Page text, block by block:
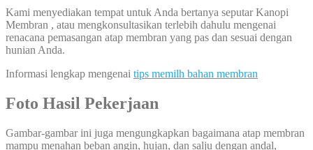
Kami menyediakan tempat untuk Anda bertanya seputar Kanopi
Membran , atau mengkonsultasikan terlebih dahulu mengenai
renacana pemasangan atap membran yang pas dan sesuai dengan
hunian Anda.
Informasi lengkap mengenai tips memilh bahan membran
Foto Hasil Pekerjaan
Gambar-gambar ini juga mengungkapkan bagaimana atap membran
mampu menahan beban angin, hujan, dan salju dengan andal,